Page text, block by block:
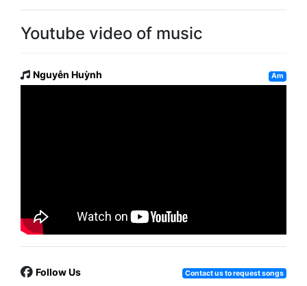
Youtube video of music
Nguyễn Huỳnh Am
Follow Us Contact us to request songs